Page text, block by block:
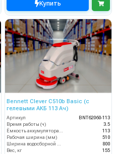
Купить
Bennett Clever C510b Basic (с
гелевыми АКБ 113 Ач)
Артикул
BNT62060-113
Время работы (ч)
3.5
Ёмкость аккумулятора (Ач)
113
Рабочая ширина (мм)
510
Ширина водосборной рейки
800
Вес, кг
155